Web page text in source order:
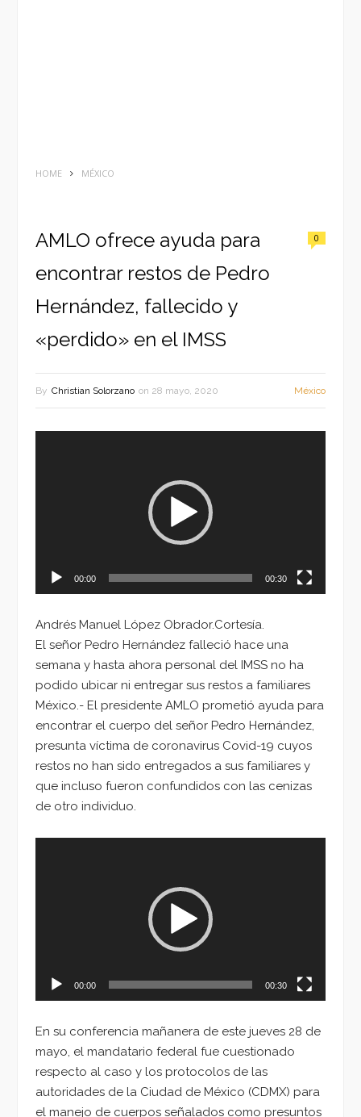
HOME MÉXICO
AMLO ofrece ayuda para
encontrar restos de Pedro
Hernández, fallecido y
«perdido» en el IMSS
0
By Christian Solorzano on 28 mayo, 2020 México
00:00 00:30
Andrés Manuel López Obrador.Cortesía.
El señor Pedro Hernández falleció hace una
semana y hasta ahora personal del IMSS no ha
podido ubicar ni entregar sus restos a familiares
México.- El presidente AMLO prometió ayuda para
encontrar el cuerpo del señor Pedro Hernández,
presunta víctima de coronavirus Covid-19 cuyos
restos no han sido entregados a sus familiares y
que incluso fueron confundidos con las cenizas
de otro individuo.
00:00 00:30
En su conferencia mañanera de este jueves 28 de
mayo, el mandatario federal fue cuestionado
respecto al caso y los protocolos de las
autoridades de la Ciudad de México (CDMX) para
el manejo de cuerpos señalados como presuntos